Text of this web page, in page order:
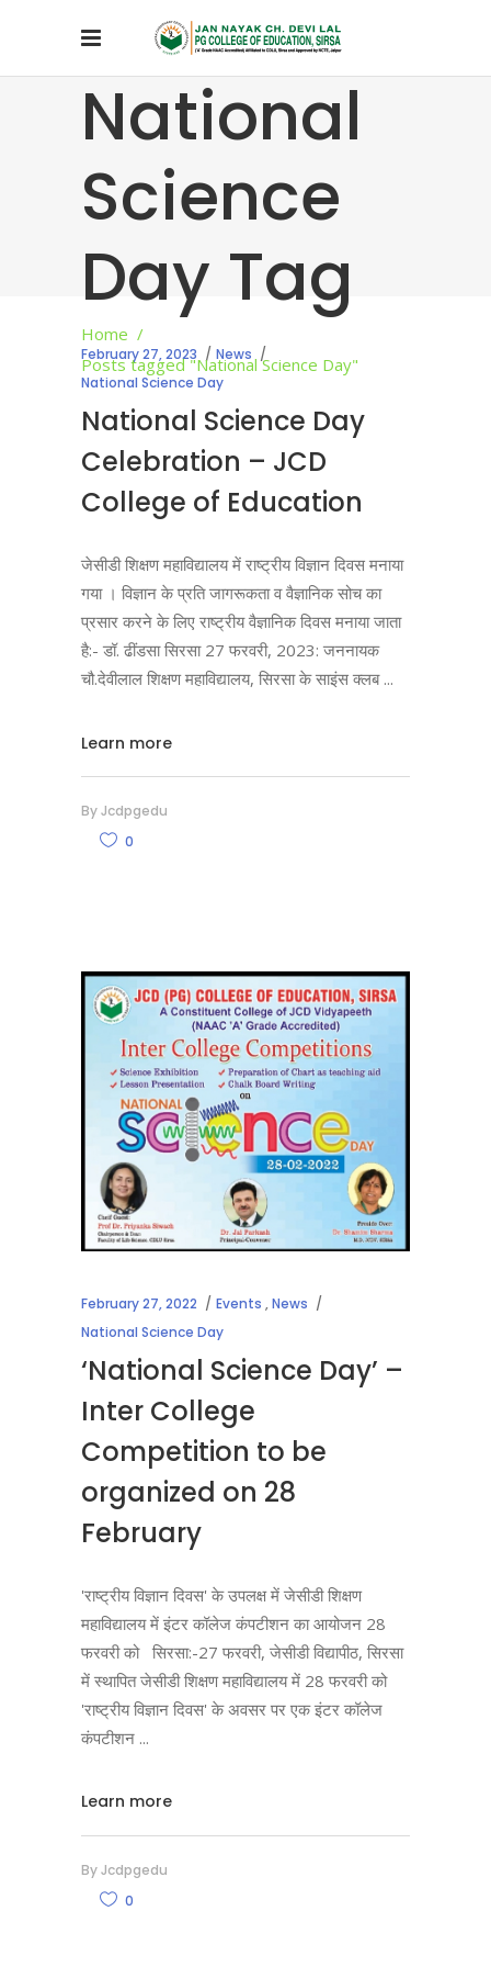
National
Science
Day Tag
Home /
Posts tagged "National Science Day"
February 27, 2023
News
National Science Day
National Science Day
Celebration – JCD
College of Education
जेसीडी शिक्षण महाविद्यालय में राष्ट्रीय विज्ञान दिवस मनाया
गया । विज्ञान के प्रति जागरूकता व वैज्ञानिक सोच का
प्रसार करने के लिए राष्ट्रीय वैज्ञानिक दिवस मनाया जाता
है:- डॉ. ढींडसा सिरसा 27 फरवरी, 2023: जननायक
चौ.देवीलाल शिक्षण महाविद्यालय, सिरसा के साइंस क्लब
Learn more
ByJcdpgedu
0
February 27, 2022 Events ,News
National Science Day
‘National Science Day’ –
Inter College
Competition to be
organized on 28
February
'राष्ट्रीय विज्ञान दिवस' के उपलक्ष में जेसीडी शिक्षण
महाविद्यालय में इंटर कॉलेज कंपटीशन का आयोजन 28
फरवरी को सिरसा:-27 फरवरी, जेसीडी विद्यापीठ, सिरसा
में स्थापित जेसीडी शिक्षण महाविद्यालय में 28 फरवरी को
'राष्ट्रीय विज्ञान दिवस' के अवसर पर एक इंटर कॉलेज
कंपटीशन
Learn more
ByJcdpgedu
0